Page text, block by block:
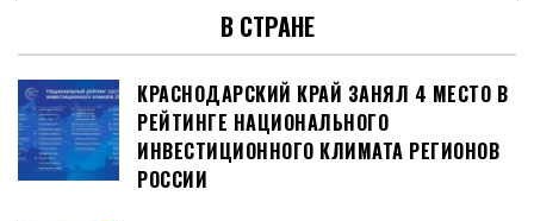
В СТРАНЕ
КРАСНОДАРСКИЙ КРАЙ ЗАНЯЛ 4 МЕСТО В
РЕЙТИНГЕ НАЦИОНАЛЬНОГО
ИНВЕСТИЦИОННОГО КЛИМАТА РЕГИОНОВ
РОССИИ